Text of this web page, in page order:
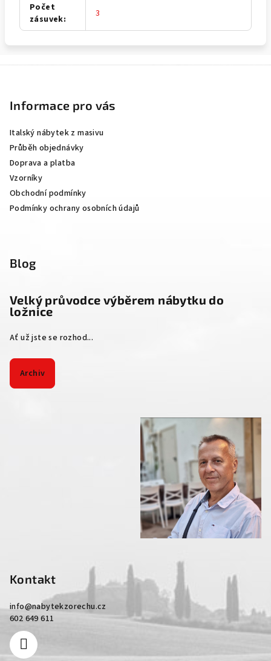
Počet
zásuvek: 3
Informace pro vás
Italský nábytek z masivu
Průběh objednávky
Doprava a platba
Vzorníky
Obchodní podmínky
Podmínky ochrany osobních údajů
Blog
Velký průvodce výběrem nábytku do
ložnice
Ať už jste se rozhod...
Archiv
Kontakt
info@nabytekzorechu.cz
602 649 611